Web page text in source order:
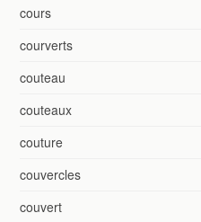
cours
courverts
couteau
couteaux
couture
couvercles
couvert